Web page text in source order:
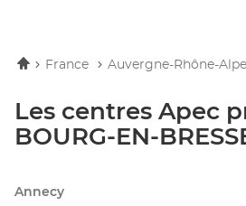
AccueilFrance Auvergne-Rhône-
Les centres Apec
BOURG-EN-
Annecy